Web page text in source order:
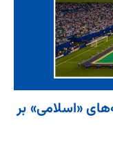
«اسلامی» بر